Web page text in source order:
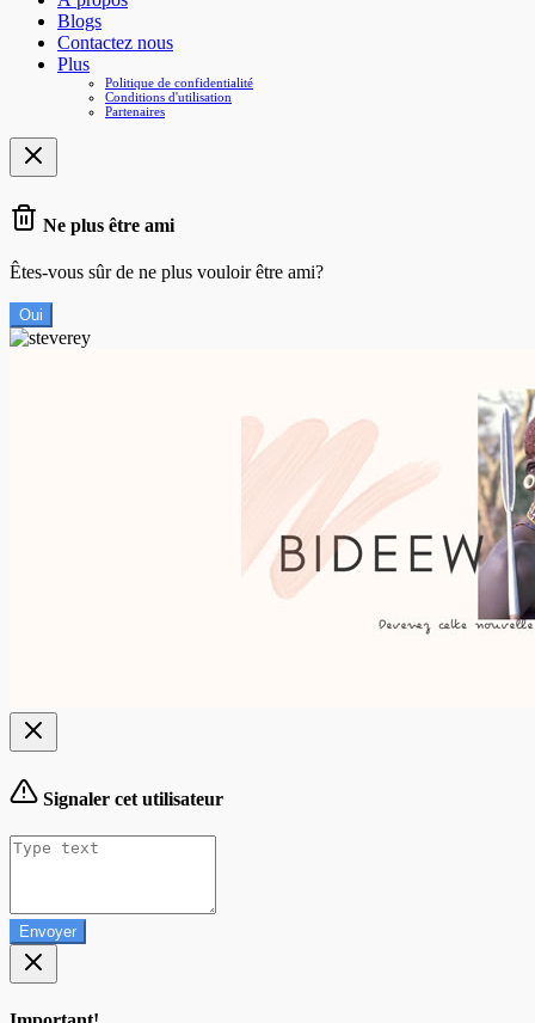
Blogs
Contactez nous
Plus
Politique de confidentialité
Conditions d'utilisation
Partenaires
Ne plus être ami
Êtes-vous sûr de ne plus vouloir être ami?
Oui
Signaler cet utilisateur
Envoyer